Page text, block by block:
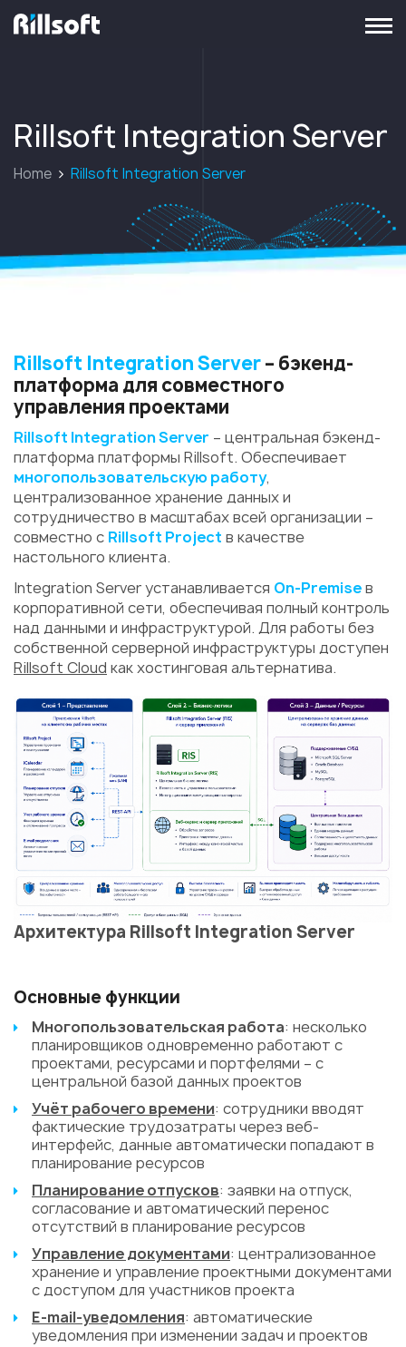
Rillsoft Integration Server
Home Rillsoft Integration Server
Rillsoft Integration Server– бэкенд-
платформа для совместного
управления проектами
Rillsoft Integration Server – центральная бэкенд-
платформа платформы Rillsoft. Обеспечивает
многопользовательскую работу,
централизованное хранение данных и
сотрудничество в масштабах всей организации –
совместно с Rillsoft Project в качестве
настольного клиента.
Integration Server устанавливается On-Premiseв
корпоративной сети, обеспечивая полный контроль
над данными и инфраструктурой. Для работы без
собственной серверной инфраструктуры доступен
Rillsoft Cloud как хостинговая альтернатива.
Архитектура Rillsoft Integration Server
Основные функции
Многопользовательская работа: несколько
планировщиков одновременно работают с
проектами, ресурсами и портфелями – с
центральной базой данных проектов
Учёт рабочего времени: сотрудники вводят
фактические трудозатраты через веб-
интерфейс, данные автоматически попадают в
планирование ресурсов
Планирование отпусков: заявки на отпуск,
согласование и автоматический перенос
отсутствий в планирование ресурсов
Управление документами: централизованное
хранение и управление проектными документами
с доступом для участников проекта
E-mail-уведомления: автоматические
уведомления при изменении задач и проектов